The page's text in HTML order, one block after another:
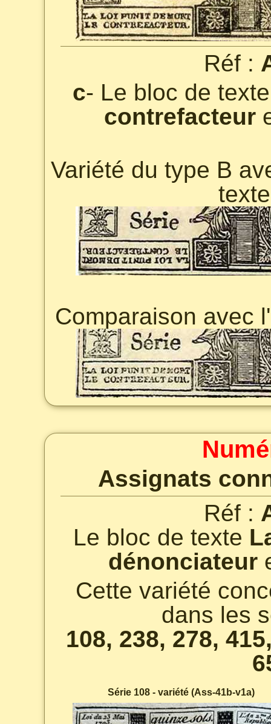
Réf :
c- Le bloc de
contrefacteur
Variété du type B
Comparaison avec
Assignats
Réf :
Le bloc de texte
dénonciateur
Cette variété
dans les
108, 238, 278,
Série 108 - variété (Ass-41b-v1a)